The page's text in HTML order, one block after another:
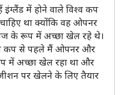
इंग्लैंड में होने वाले विश्व कप
था क्योंकि वह ओपनर
के रूप में अच्छा खेल रहे थे।
कप से पहले मैं ओपनर और
में अच्छा खेल रहा था और
पर खेलने के लिए तैयार